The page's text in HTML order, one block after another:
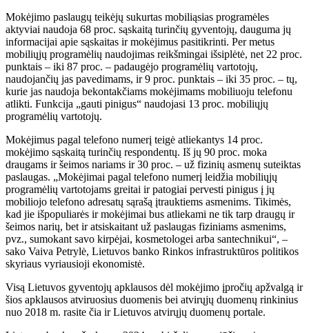
Mokėjimo paslaugų teikėjų sukurtas mobiliąsias programėles
aktyviai naudoja 68 proc. sąskaitą turinčių gyventojų, dauguma jų
informacijai apie sąskaitas ir mokėjimus pasitikrinti. Per metus
mobiliųjų programėlių naudojimas reikšmingai išsiplėtė, net 22 proc.
punktais – iki 87 proc. – padaugėjo programėlių vartotojų,
naudojančių jas pavedimams, ir 9 proc. punktais – iki 35 proc. – tų,
kurie jas naudoja bekontakčiams mokėjimams mobiliuoju telefonu
atlikti. Funkcija „gauti pinigus“ naudojasi 13 proc. mobiliųjų
programėlių vartotojų.
Mokėjimus pagal telefono numerį teigė atliekantys 14 proc.
mokėjimo sąskaitą turinčių respondentų. Iš jų 90 proc. moka
draugams ir šeimos nariams ir 30 proc. – už fizinių asmenų suteiktas
paslaugas. „Mokėjimai pagal telefono numerį leidžia mobiliųjų
programėlių vartotojams greitai ir patogiai pervesti pinigus į jų
mobiliojo telefono adresatų sąrašą įtrauktiems asmenims. Tikimės,
kad jie išpopuliarės ir mokėjimai bus atliekami ne tik tarp draugų ir
šeimos narių, bet ir atsiskaitant už paslaugas fiziniams asmenims,
pvz., sumokant savo kirpėjai, kosmetologei arba santechnikui“, –
sako Vaiva Petrylė, Lietuvos banko Rinkos infrastruktūros politikos
skyriaus vyriausioji ekonomistė.
Visą Lietuvos gyventojų apklausos dėl mokėjimo įpročių apžvalgą ir
šios apklausos atviruosius duomenis bei atvirųjų duomenų rinkinius
nuo 2018 m. rasite čia ir Lietuvos atvirųjų duomenų portale.